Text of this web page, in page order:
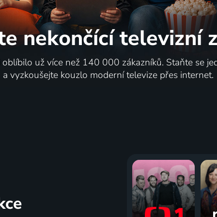
palubě
| Thriller, Akční
Starověká Hysterie:
Dobrodružství
Římanů
Bridget Jonesová: S
koncích
nekončící televizní
oblíbilo už více než 140 000 zákazníků. Staňte se
a vyzkoušejte kouzlo moderní televize přes internet.